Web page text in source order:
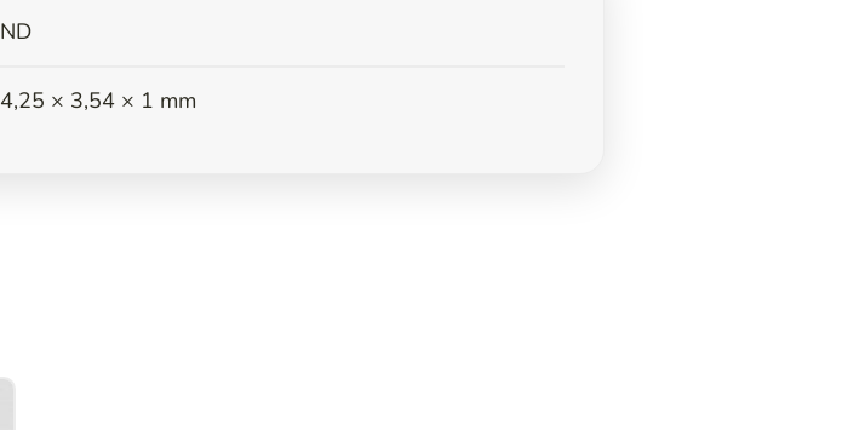
ND
4,25 × 3,54 × 1 mm